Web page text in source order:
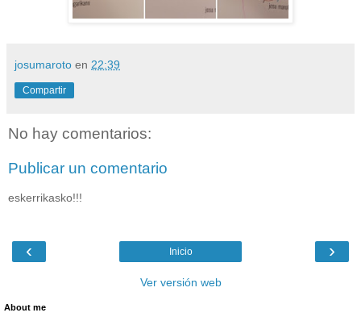
josumaroto en 22:39
Compartir
No hay comentarios:
Publicar un comentario
eskerrikasko!!!
‹ ›
Inicio
Ver versión web
About me